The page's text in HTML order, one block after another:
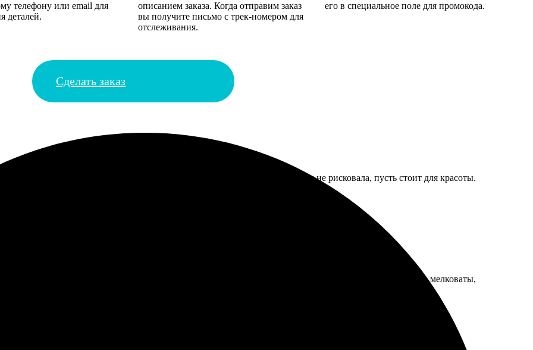
телефону или email для
деталей.
описанием заказа. Когда отправим заказ
вы получите письмо с трек-номером для
отслеживания.
его в специальное поле для промокода.
Сделать заказ
перенесён отлично, тарелка керамическая, можно даже мыть, но я бы не рисковала, пусть стоит для красоты.
дизайн. Переплет прочный, листы хорошо перелистываются. Только даты праздников мелковаты,